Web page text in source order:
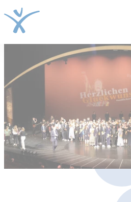
ZUM HAUPTINHALT SPRINGEN
ZUR SUCHE SPRINGEN